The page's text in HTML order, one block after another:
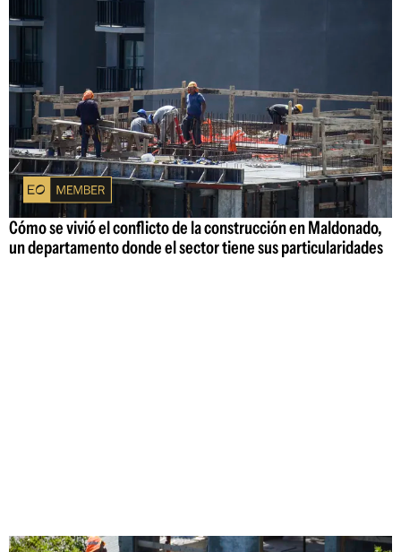
Cómo se vivió el conflicto de la construcción en Maldonado,
un departamento donde el sector tiene sus particularidades